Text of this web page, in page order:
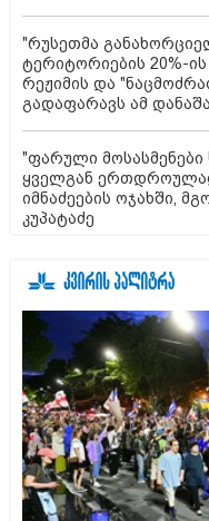
"რუსეთმა
ტერიტორიების 20%-ის
რეჟიმის და
გადაფარავს ამ
"ფარული მოსასმენები
ყველგან
იმნაძეების ოჯახში,
კუპატაძე